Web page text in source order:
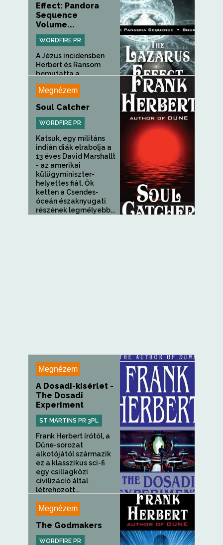
Effect: Pandora
Sequence
Volume...
WORDFIRE PR
A Jézus incidensben
Herbert és Ransom
bemutatta a...
Megnézem
Soul Catcher
WORDFIRE PR
Katsuk, egy militáns
indián diák elrabolja a
13 éves David Marshallt
- az amerikai
külügyminiszter-
helyettes fiát. Ők
ketten a Csendes-
óceán északnyugati
részének legmélyebb...
Megnézem
A Dosadi-kísérlet -
The Dosadi
Experiment
ST MARTINS PR 3PL
Frank Herbert írótól, a
Dűne-sorozat
alkotójától származik
ez a klasszikus sci-fi
egy csillagközi
civilizáció által
létrehozott...
Megnézem
The Godmakers
WORDFIRE PR